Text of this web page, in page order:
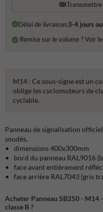
Délai de livraison:3-4 jours
Remise sur le volume ? Voir
M14 : Ce sous-signe est un
oblige les cyclomoteurs de
cyclable.
Panneau de signalisation
soudés.
dimensions 400x300mm
bord du panneau RAL9016
face avant entièrement
face arrière RAL7043 (gris
Acheter Panneau SB250 - M14
classe B ?